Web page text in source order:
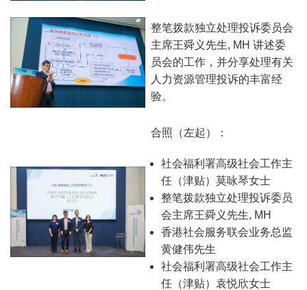
整笔拨款独立处理投诉委员会
主席王舜义先生, MH 讲述委
员会的工作，并分享处理有关
人力资源管理投诉的丰富经
验。
合照（左起）：
社会福利署高级社会工作主
任（津贴）莫咏琴女士
整笔拨款独立处理投诉委员
会主席王舜义先生, MH
香港社会服务联会业务总监
黄健伟先生
社会福利署高级社会工作主
任（津贴）袁悦欣女士